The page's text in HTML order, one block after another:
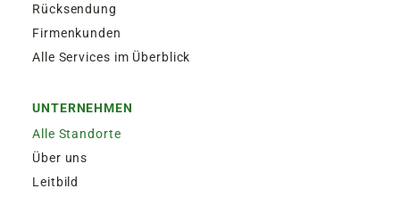
Rücksendung
Firmenkunden
Alle Services im Überblick
UNTERNEHMEN
Alle Standorte
Über uns
Leitbild